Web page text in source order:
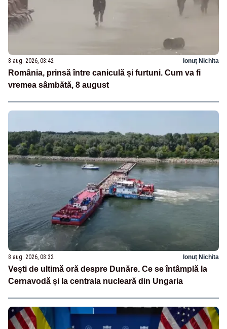
8 aug. 2026, 08:42 Ionuț Nichita
România, prinsă între caniculă și furtuni. Cum va fi
vremea sâmbătă, 8 august
8 aug. 2026, 08:32 Ionuț Nichita
Vești de ultimă oră despre Dunăre. Ce se întâmplă la
Cernavodă și la centrala nucleară din Ungaria